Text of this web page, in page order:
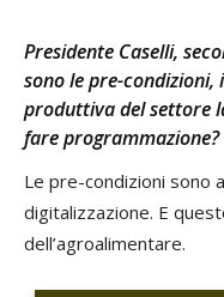
Presidente Caselli,
sono le pre-
produttiva del settore
fare programmazione?
Le pre-condizioni sono
digitalizzazione. E
dell’agroalimentare.